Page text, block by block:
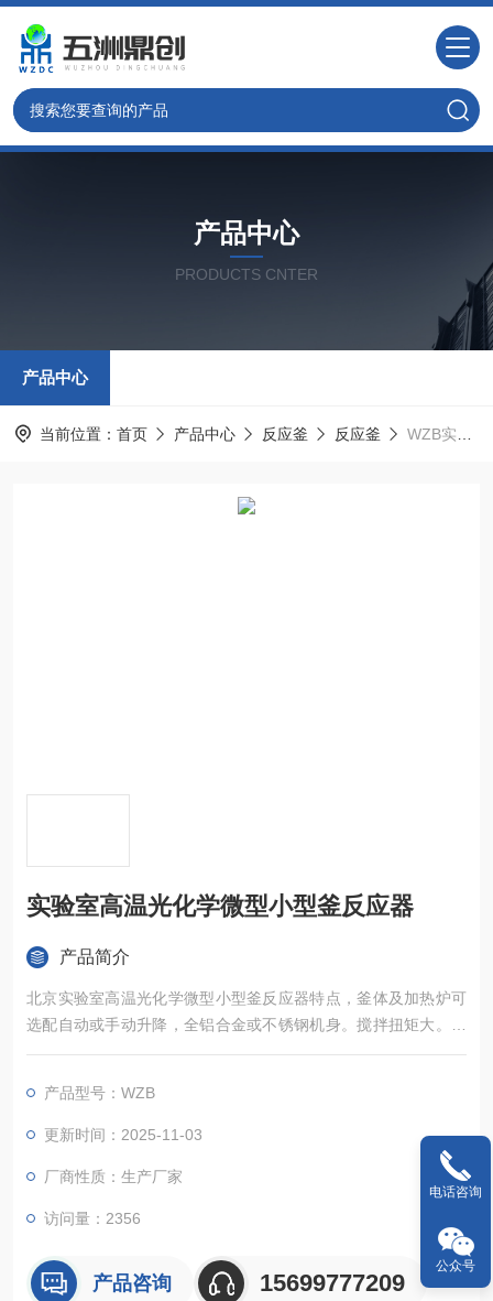
产品中心
PRODUCTS CNTER
产品中心
当前位置： 首页 产品中心 反应釜 反应釜 WZB实验室高温光化学微型小型釜反应器
实验室高温光化学微型小型釜反应器
产品简介
北京实验室高温光化学微型小型釜反应器特点，釜体及加热炉可
选配自动或手动升降，全铝合金或不锈钢机身。搅拌扭矩大。控
制器可以实现对反应釜的加热、冷却、搅拌、程序编程、数据采
产品型号：WZB
更新时间：2025-11-03
厂商性质：生产厂家
访问量：2356
产品咨询 15699777209
电话咨询
公众号